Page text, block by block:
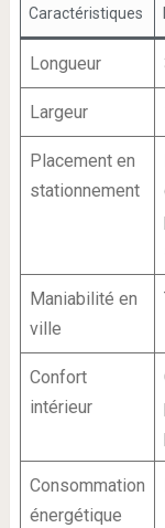
Caractéristiques
Longueur
Largeur
Placement en
stationnement
Maniabilité en
ville
Confort
intérieur
Consommation
énergétique